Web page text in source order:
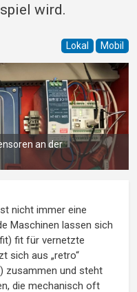
wird.
Lokal Mobil
an der
nicht immer eine
Maschinen lassen sich
fit für vernetzte
sich aus „retro“
zusammen und steht
die mechanisch oft